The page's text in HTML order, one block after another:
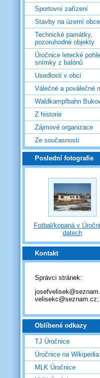
Sportovní zařízení
Stavby na území obce
Technické památky,
pozoruhodné objekty
Úročnice letecké
snímky z balónů
Usedlosti v obci
Válečné a poválečné
Waldkampfbahn
Z historie
Zájmové organizace
Ze současnosti
Poslední fotografie
Fotbal/kopaná v
datech
Kontakt
Správci stránek:
velisekc@seznam.cz;
Oblíbené odkazy
TJ Úročnice
Úročnice na Wikipedia
MLK Úročnice